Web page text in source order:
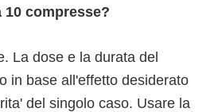
compresse?
La dose e la durata del
in base all'effetto desiderato
del singolo caso. Usare la